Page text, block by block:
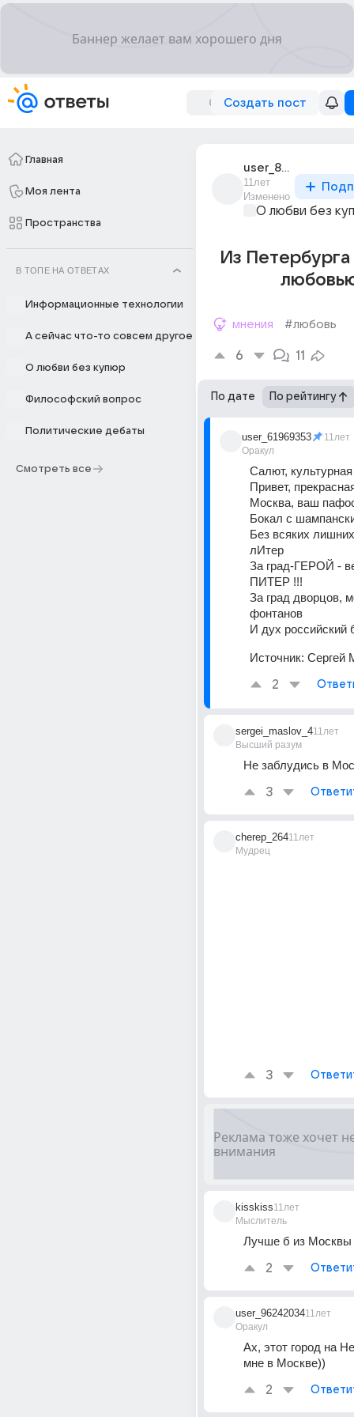
Создать пост
Главная
Моя лента
Пространства
В ТОПЕ НА ОТВЕТАХ
Информационные технологии
А сейчас что-то совсем другое
О любви без купюр
Философский вопрос
Политические дебаты
Смотреть все
user_82710130
11лет
Изменено
О любви без
Из Петербурга
мнения #любовь
6 11
По дате По рейтингу
user_61969353
Оракул
11лет
Салют,
Привет,
Москва, ваш
Бокал с
Без всяких
лИтер
За град-ГЕРОЙ -
ПИТЕР !!!
За град дворцов,
фонтанов
И дух российский
Источник: Сергей
2
sergei_maslov_4
Высший разум
11лет
Не заблудись в
3
cherep_264
Мудрец
11лет
3
kisskiss
Мыслитель
11лет
Лучше б из Москвы
2
user_96242034
Оракул
11лет
Ах, этот город на
мне в Москве))
2